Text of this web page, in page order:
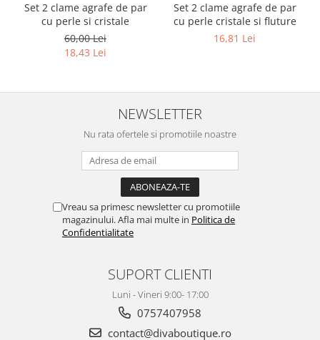
Set 2 clame agrafe de par
cu perle si cristale
60,00 Lei
18,43 Lei
Set 2 clame agrafe de par
cu perle cristale si fluture
16,81 Lei
NEWSLETTER
Nu rata ofertele si promotiile noastre
Vreau sa primesc newsletter cu promotiile
magazinului. Afla mai multe in Politica de
Confidentialitate
SUPORT CLIENTI
Luni - Vineri 9:00- 17:00
0757407958
contact@divaboutique.ro